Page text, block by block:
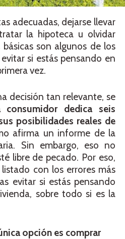
adecuadas, dejarse llevar
la hipoteca u olvidar
son algunos de los
si estás pensando en
vez.
decisión tan relevante, se
consumidor dedica seis
posibilidades reales de
afirma un informe de la
Sin embargo, eso no
libre de pecado. Por eso,
con los errores más
evitar si estás pensando
sobre todo si es la
opción es comprar